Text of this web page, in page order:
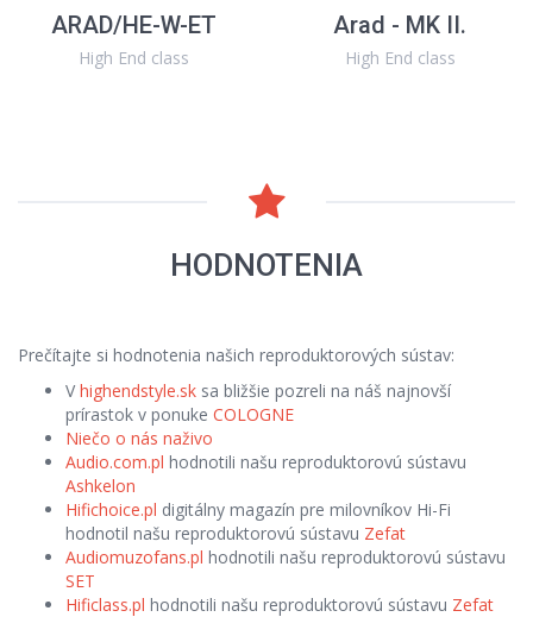
ARAD/HE-W-ET
High End class
Arad - MK II.
High End class
HODNOTENIA
Prečítajte si hodnotenia našich reproduktorových sústav:
Vhighendstyle.sk sa bližšie pozreli na náš najnovší
prírastok v ponuke COLOGNE
Niečo o nás naživo
Audio.com.pl hodnotili našu reproduktorovú sústavu
Ashkelon
Hifichoice.pl digitálny magazín pre milovníkov Hi-Fi
hodnotil našu reproduktorovú sústavu Zefat
Audiomuzofans.pl hodnotili našu reproduktorovú sústavu
SET
Hificlass.pl hodnotili našu reproduktorovú sústavu Zefat